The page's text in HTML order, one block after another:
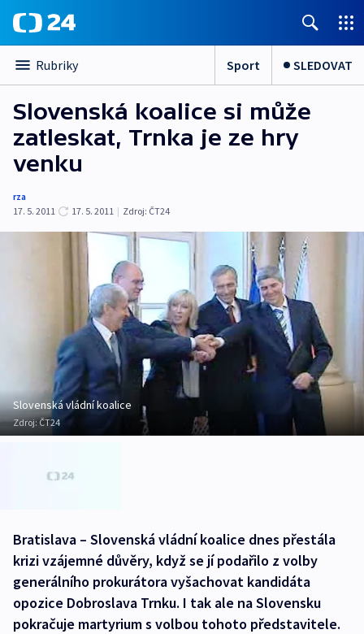
Rubriky Sport SLEDOVAT
Slovenská koalice si může
zatleskat, Trnka je ze hry
venku
rza
17. 5. 2011
17. 5. 2011 | Zdroj: ČT24
Slovenská vládní koalice
Zdroj:ČT24
Bratislava – Slovenská vládní koalice dnes přestála
krizi vzájemné důvěry, když se jí podařilo z volby
generálního prokurátora vyšachovat kandidáta
opozice Dobroslava Trnku. I tak ale na Slovensku
pokračuje martyrium s volbou tohoto představitele.